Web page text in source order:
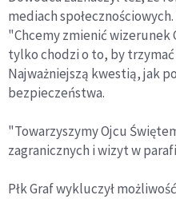
mediach
"Chcemy zmienić wizerunek
tylko chodzi o to, by
Najważniejszą kwestią, jak
bezpieczeństwa.
"Towarzyszymy Ojcu
zagranicznych i wizyt w
Płk Graf wykluczył